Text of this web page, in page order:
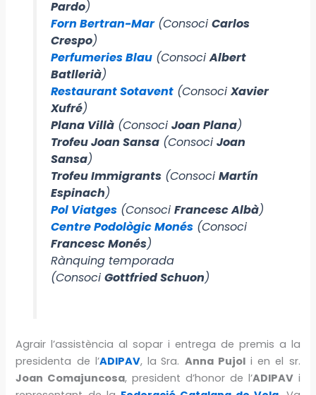
Pardo)
Forn Bertran-Mar(Consoci Carlos
Crespo)
Perfumeries Blau(ConsociAlbert
Batllerià)
Restaurant Sotavent(Consoci Xavier
Xufré)
Plana Villà(Consoci Joan Plana)
Trofeu Joan Sansa(Consoci Joan
Sansa)
Trofeu Immigrants(Consoci Martín
Espinach)
Pol Viatges(Consoci Francesc Albà)
Centre Podològic Monés(Consoci
Francesc Monés)
Rànquing temporada
(Consoci Gottfried Schuon)
Agrair l’assistència al sopar i entrega de premis a la
presidenta de l’ADIPAV, la Sra. Anna Pujoli en el sr.
Joan Comajuncosa, president d’honor de l’ADIPAVi